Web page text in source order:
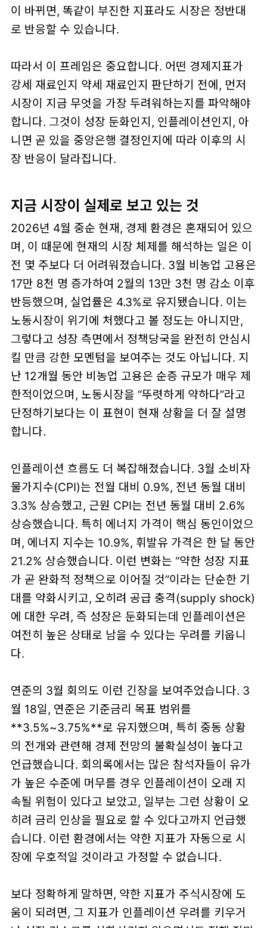
이 바뀌면, 똑같이 부진한 지표라도 시장은 정반대
로 반응할 수 있습니다.
따라서 이 프레임은 중요합니다. 어떤 경제지표가
강세 재료인지 약세 재료인지 판단하기 전에, 먼저
시장이 지금 무엇을 가장 두려워하는지를 파악해야
합니다. 그것이 성장 둔화인지, 인플레이션인지, 아
니면 곧 있을 중앙은행 결정인지 에 따라 이후의 시
장 반응이 달라집니다.
지금 시장이 실제로 보고 있는 것
2026년 4월 중순 현재, 경제 환경은 혼재되어 있으
며, 이 때문에 현재의 시장 체제를 해석하는 일은 이
전 몇 주보다 더 어려워졌습니다. 3월 비농업 고용은
17만 8천 명 증가하여 2월의 13만 3천 명 감소 이후
반등했으며, 실업률은 4.3%로 유지됐습니다. 이는
노동시장이 위기에 처했다고 볼 정도는 아니지만,
그렇다고 성장 측면에서 정책당국을 완전히 안심시
킬 만큼 강한 모멘텀을 보여주는 것도 아닙니다. 지
난 12개월 동안 비농업 고용은 순증 규모가 매우 제
한적이었으며, 노동시장을 “뚜렷하게 약하다”라고
단정하기보다는 이 표현이 현재 상황을 더 잘 설명
합니다.
인플레이션 흐름도 더 복잡해졌습니다. 3월 소비자
물가지수(CPI)는 전월 대비 0.9%, 전년 동월 대비
3.3% 상승했고, 근원 CPI는 전년 동월 대비 2.6%
상승했습니다. 특히 에너지 가격이 핵심 동인이었으
며, 에너지 지수는 10.9%, 휘발유 가격은 한 달 동안
21.2% 상승했습니다. 이런 변화는 “약한 성장 지표
가 곧 완화적 정책으로 이어질 것”이라는 단순한 기
대를 약화시키고, 오히려 공급 충격(supply shock)
에 대한 우려, 즉 성장은 둔화되는데 인플레이션은
여전히 높은 상태로 남을 수 있다는 우려를 키웁니
다.
연준의 3월 회의도 이런 긴장을 보여주었습니다. 3
월 18일, 연준은 기준금리 목표 범위를
**3.5%~3.75%**로 유지했으며, 특히 중동 상황
의 전개와 관련해 경제 전망의 불확실성이 높다고
언급했습니다. 회의록에서는 많은 참석자들이 유가
가 높은 수준에 머무를 경우 인플레이션이 오래 지
속될 위험이 있다고 보았고, 일부는 그런 상황이 오
히려 금리 인상을 필요로 할 수 있다고까지 언급했
습니다. 이런 환경에서는 약한 지표가 자동으로 시
장에 우호적일 것이라고 가정할 수 없습니다.
보다 정확하게 말하면, 약한 지표가 주식시장에 도
움이 되려면, 그 지표가 인플레이션 우려를 키우거